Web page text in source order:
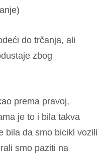
do trčanja, ali
zbog
prema pravoj,
je to i bila takva
bila da smo bicikl vozili
smo paziti na